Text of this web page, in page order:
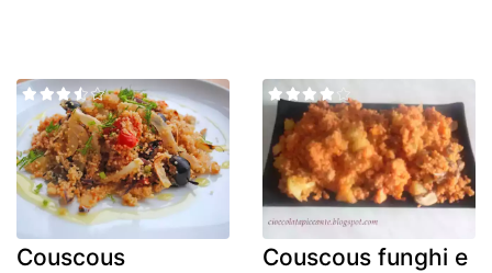
Couscous
Couscous funghi e